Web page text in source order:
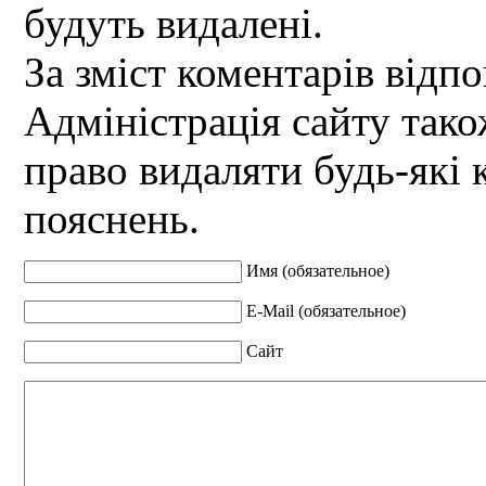
будуть видалені.
За зміст коментарів
Адміністрація сайту
право видаляти будь-які
пояснень.
Имя (обязательное)
E-Mail (обязательное)
Сайт